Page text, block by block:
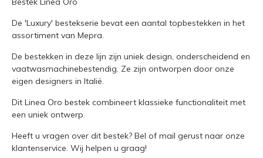
De 'Luxury' bestekserie bevat een aantal topbestekken in het
assortiment van Mepra.
De bestekken in deze lijn zijn uniek design, onderscheidend en
vaatwasmachinebestendig. Ze zijn ontworpen door onze
eigen designers in Italië.
Dit Linea Oro bestek combineert klassieke functionaliteit met
een uniek ontwerp.
Heeft u vragen over dit bestek? Bel of mail gerust naar onze
klantenservice. Wij helpen u graag!